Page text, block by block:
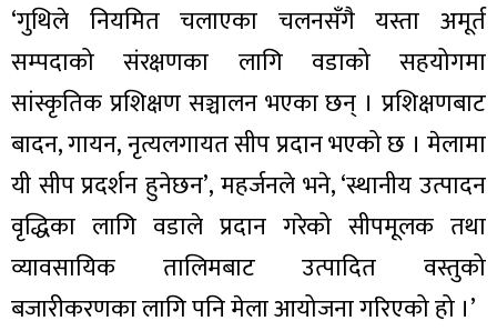
‘गुथिले नियमित चलाएका चलनसँगै यस्ता अमूर्त
सम्पदाको संरक्षणका लागि वडाको सहयोगमा
सांस्कृतिक प्रशिक्षण सञ्चालन भएका छन् । प्रशिक्षणबाट
बादन, गायन, नृत्यलगायत सीप प्रदान भएको छ । मेलामा
यी सीप प्रदर्शन हुनेछन’, महर्जनले भने, ‘स्थानीय उत्पादन
वृद्धिका लागि वडाले प्रदान गरेको सीपमूलक तथा
व्यावसायिक तालिमबाट उत्पादित वस्तुको
बजारीकरणका लागि पनि मेला आयोजना गरिएको हो ।’